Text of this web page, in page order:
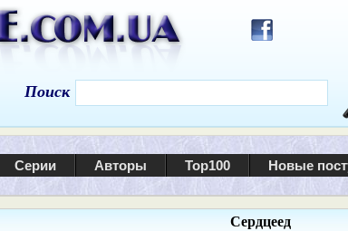
Поиск
Серии Авторы Top100 Новые
Сердцеед